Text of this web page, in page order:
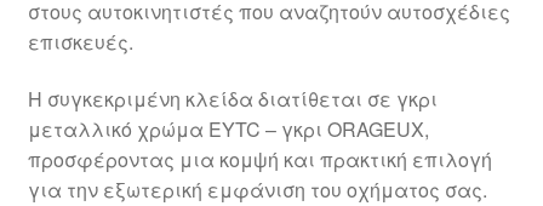
στους αυτοκινητιστές που αναζητούν αυτοσχέδιες
επισκευές.
Η συγκεκριμένη κλείδα διατίθεται σε γκρι
μεταλλικό χρώμα EYTC – γκρι ORAGEUX,
προσφέροντας μια κομψή και πρακτική επιλογή
για την εξωτερική εμφάνιση του οχήματος σας.